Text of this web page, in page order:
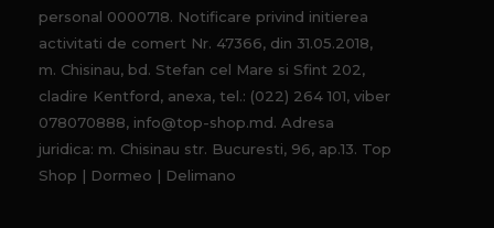
personal 0000718. Notificare privind initierea
activitati de comert Nr. 47366, din 31.05.2018,
m. Chisinau, bd. Stefan cel Mare si Sfint 202,
cladire Kentford, anexa, tel.: (022) 264 101, viber
078070888, info@top-shop.md. Adresa
juridica: m. Chisinau str. Bucuresti, 96, ap.13. Top
Shop | Dormeo | Delimano